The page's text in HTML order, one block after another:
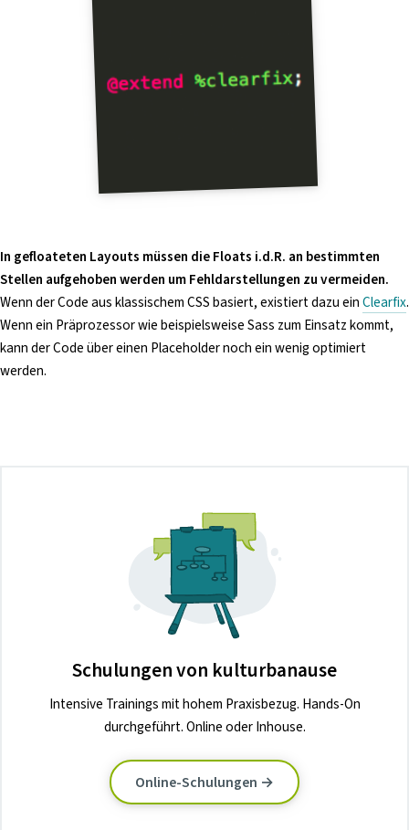
In gefloateten Layouts müssen die Floats i.d.R. an bestimmten
Stellen aufgehoben werden um Fehldarstellungen zu vermeiden.
Wenn der Code aus klassischem CSS basiert, existiert dazu einClearfix.
Wenn ein Präprozessor wie beispielsweise Sass zum Einsatz kommt,
kann der Code über einen Placeholder noch ein wenig optimiert
werden.
Schulungen von kulturbanause
Intensive Trainings mit hohem Praxisbezug. Hands-On
durchgeführt. Online oder Inhouse.
Online-Schulungen →